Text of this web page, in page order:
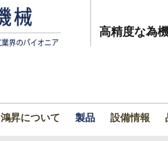
高精度な為
鴻昇について 製品 設備情報